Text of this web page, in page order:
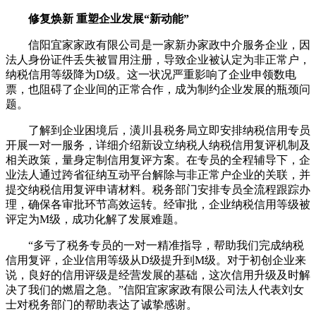
修复焕新 重塑企业发展“新动能”
信阳宜家家政有限公司是一家新办家政中介服务企业，因
法人身份证件丢失被冒用注册，导致企业被认定为非正常户，
纳税信用等级降为D级。这一状况严重影响了企业申领数电
票，也阻碍了企业间的正常合作，成为制约企业发展的瓶颈问
题。
了解到企业困境后，潢川县税务局立即安排纳税信用专员
开展一对一服务，详细介绍新设立纳税人纳税信用复评机制及
相关政策，量身定制信用复评方案。在专员的全程辅导下，企
业法人通过跨省征纳互动平台解除与非正常户企业的关联，并
提交纳税信用复评申请材料。税务部门安排专员全流程跟踪办
理，确保各审批环节高效运转。经审批，企业纳税信用等级被
评定为M级，成功化解了发展难题。
“多亏了税务专员的一对一精准指导，帮助我们完成纳税
信用复评，企业信用等级从D级提升到M级。对于初创企业来
说，良好的信用评级是经营发展的基础，这次信用升级及时解
决了我们的燃眉之急。”信阳宜家家政有限公司法人代表刘女
士对税务部门的帮助表达了诚挚感谢。